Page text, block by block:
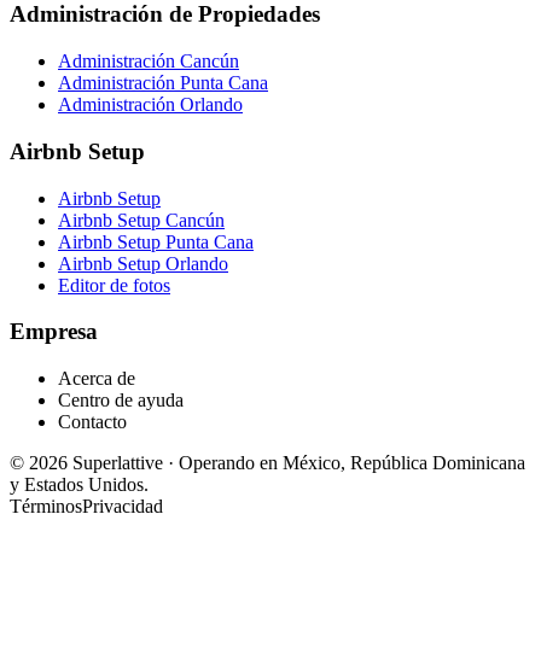
Administración de Propiedades
Administración Cancún
Administración Punta Cana
Administración Orlando
Airbnb Setup
Airbnb Setup
Airbnb Setup Cancún
Airbnb Setup Punta Cana
Airbnb Setup Orlando
Editor de fotos
Empresa
Acerca de
Centro de ayuda
Contacto
© 2026 Superlattive · Operando en México, República Dominicana
y Estados Unidos.
TérminosPrivacidad